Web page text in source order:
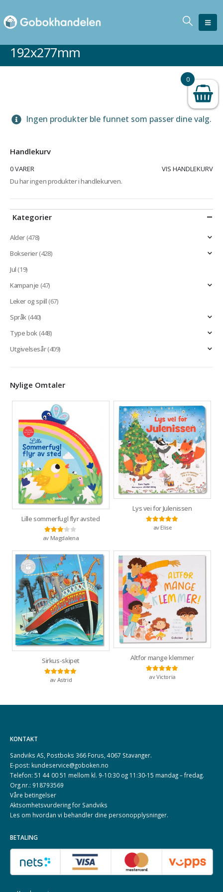
192x277mm
Ingen produkter ble funnet som passer dine valg.
Handlekurv
0 VARER
VIS HANDLEKURV
Du har ingen produkter i handlekurven.
Kategorier
Alder(478)
Bokserier(428)
Jul(19)
Kampanje (47)
Leker og spill(67)
Språk(440)
Type bok(448)
Utgivelsesår(409)
Nylige Omtaler
Lille sommerfugl flyr avsted
Vurdert3av 5
av Magdalena
Lys vei for Julenissen
Vurdert5
av Elise
Sirkus-skipet
Vurdert5
av Astrid
Altfor mange klemmer
Vurdert5av 5
av Victoria
KONTAKT
Sandviks AS, Postboks 366 Forus, 4067 Stavanger.
E-post: kundeservice@goboken.no
Telefon: 51 44 00 51 mellom kl. 9-10:30 og 11:30-15 mandag – fredag.
Org.nr.: 918793569
Våre betingelser
Aktsomhetsvurdering for Sandviks
Les om hvordan vi behandler dine personopplysninger.
BETALING
0